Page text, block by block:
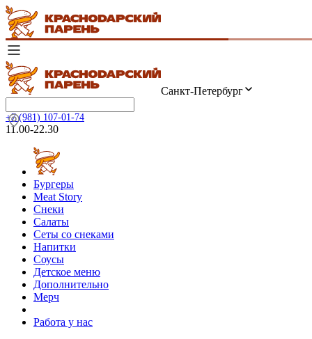
Санкт-Петербург
+7 (981) 107-01-74
11.00-22.30
Бургеры
Meat Story
Снеки
Салаты
Сеты со снеками
Напитки
Соусы
Детское меню
Дополнительно
Мерч
Работа у нас